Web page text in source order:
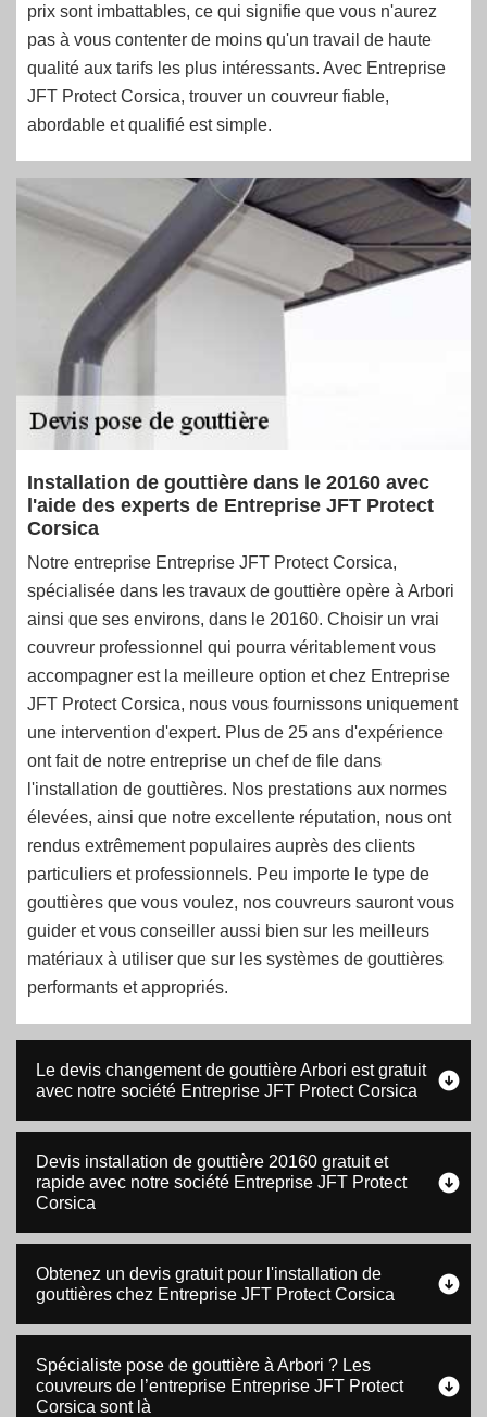
prix sont imbattables, ce qui signifie que vous n'aurez
pas à vous contenter de moins qu'un travail de haute
qualité aux tarifs les plus intéressants. Avec Entreprise
JFT Protect Corsica, trouver un couvreur fiable,
abordable et qualifié est simple.
Installation de gouttière dans le 20160 avec
l'aide des experts de Entreprise JFT Protect
Corsica
Notre entreprise Entreprise JFT Protect Corsica,
spécialisée dans les travaux de gouttière opère à Arbori
ainsi que ses environs, dans le 20160. Choisir un vrai
couvreur professionnel qui pourra véritablement vous
accompagner est la meilleure option et chez Entreprise
JFT Protect Corsica, nous vous fournissons uniquement
une intervention d'expert. Plus de 25 ans d'expérience
ont fait de notre entreprise un chef de file dans
l'installation de gouttières. Nos prestations aux normes
élevées, ainsi que notre excellente réputation, nous ont
rendus extrêmement populaires auprès des clients
particuliers et professionnels. Peu importe le type de
gouttières que vous voulez, nos couvreurs sauront vous
guider et vous conseiller aussi bien sur les meilleurs
matériaux à utiliser que sur les systèmes de gouttières
performants et appropriés.
Le devis changement de gouttière Arbori est gratuit
avec notre société Entreprise JFT Protect Corsica
Devis installation de gouttière 20160 gratuit et
rapide avec notre société Entreprise JFT Protect
Corsica
Obtenez un devis gratuit pour l'installation de
gouttières chez Entreprise JFT Protect Corsica
Spécialiste pose de gouttière à Arbori ? Les
couvreurs de l’entreprise Entreprise JFT Protect
Corsica sont là